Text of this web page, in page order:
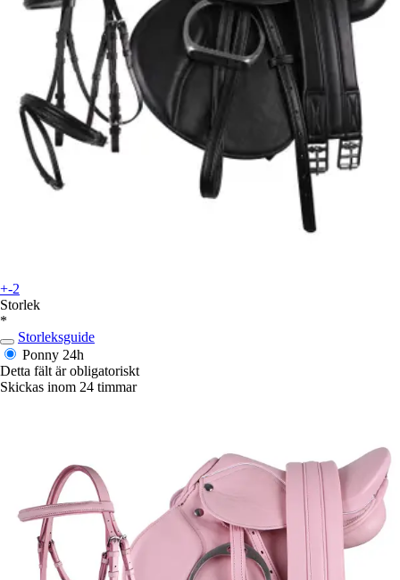
+-2
Storlek
*
Storleksguide
Ponny 24h
Detta fält är obligatoriskt
Skickas inom 24 timmar